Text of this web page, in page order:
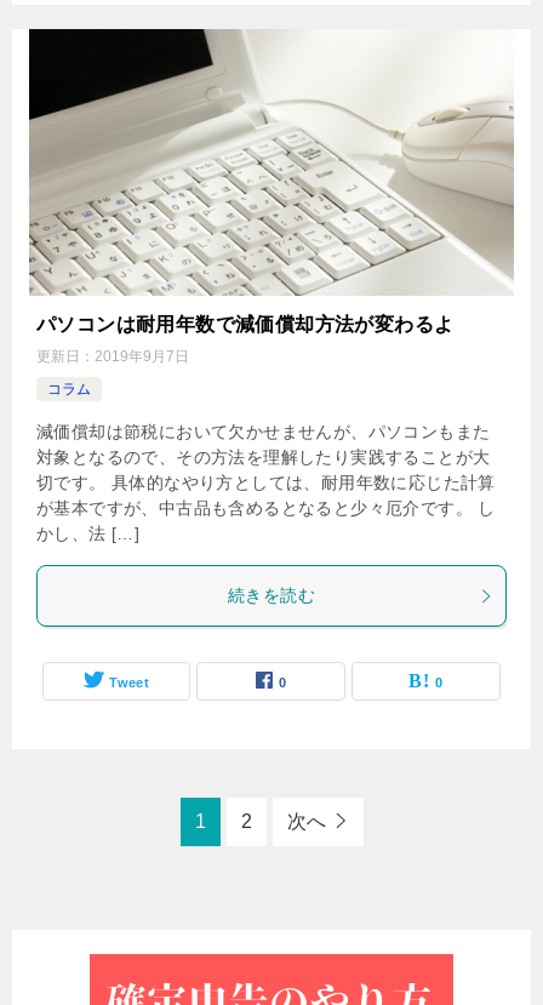
パソコンは耐用年数で減価償却方法が変わるよ
更新日： 2019年9月7日
コラム
減価償却は節税において欠かせませんが、パソコンもまた
対象となるので、その方法を理解したり実践することが大
切です。 具体的なやり方としては、耐用年数に応じた計算
が基本ですが、中古品も含めるとなると少々厄介です。 し
かし、法 […]
続きを読む
Tweet 0 0
1 2 次へ